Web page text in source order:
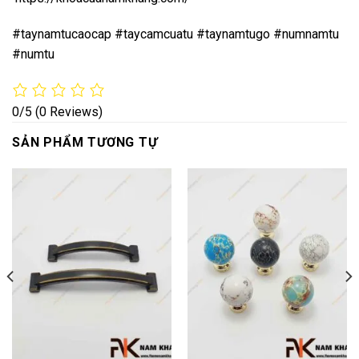
#taynamtucaocap #taycamcuatu #taynamtugo #numnamtu
#numtu
0/5 (0 Reviews)
SẢN PHẨM TƯƠNG TỰ